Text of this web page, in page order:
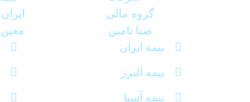
بیمه ایران
بیمه البرز
بیمه آسیا